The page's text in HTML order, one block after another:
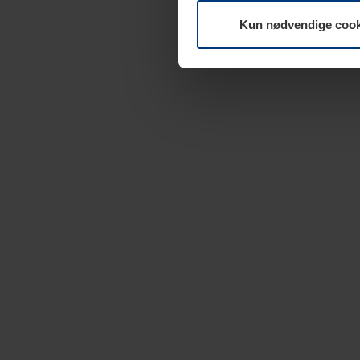
Kun nødvendige